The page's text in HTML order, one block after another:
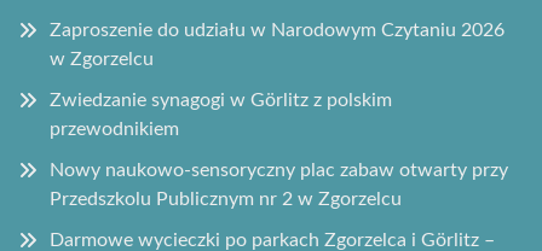
Zaproszenie do udziału w Narodowym Czytaniu 2026
w Zgorzelcu
Zwiedzanie synagogi w Görlitz z polskim
przewodnikiem
Nowy naukowo-sensoryczny plac zabaw otwarty przy
Przedszkolu Publicznym nr 2 w Zgorzelcu
Darmowe wycieczki po parkach Zgorzelca i Görlitz –